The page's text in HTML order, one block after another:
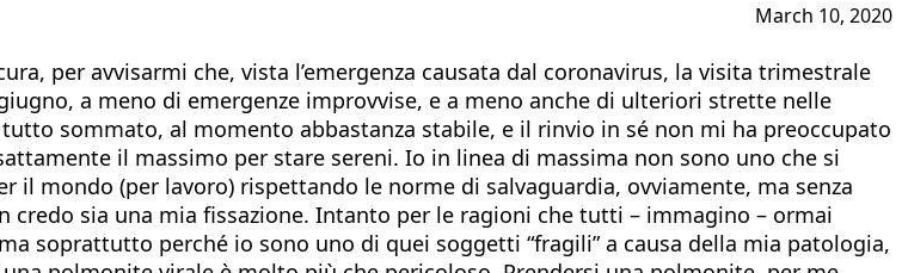
March 10, 2020
per avvisarmi che, vista l’emergenza causata dal coronavirus, la visita trimestrale
a meno di emergenze improvvise, e a meno anche di ulteriori strette nelle
sommato, al momento abbastanza stabile, e il rinvio in sé non mi ha preoccupato
il massimo per stare sereni. Io in linea di massima non sono uno che si
il mondo (per lavoro) rispettando le norme di salvaguardia, ovviamente, ma senza
credo sia una mia fissazione. Intanto per le ragioni che tutti – immagino – ormai
soprattutto perché io sono uno di quei soggetti “fragili” a causa della mia patologia,